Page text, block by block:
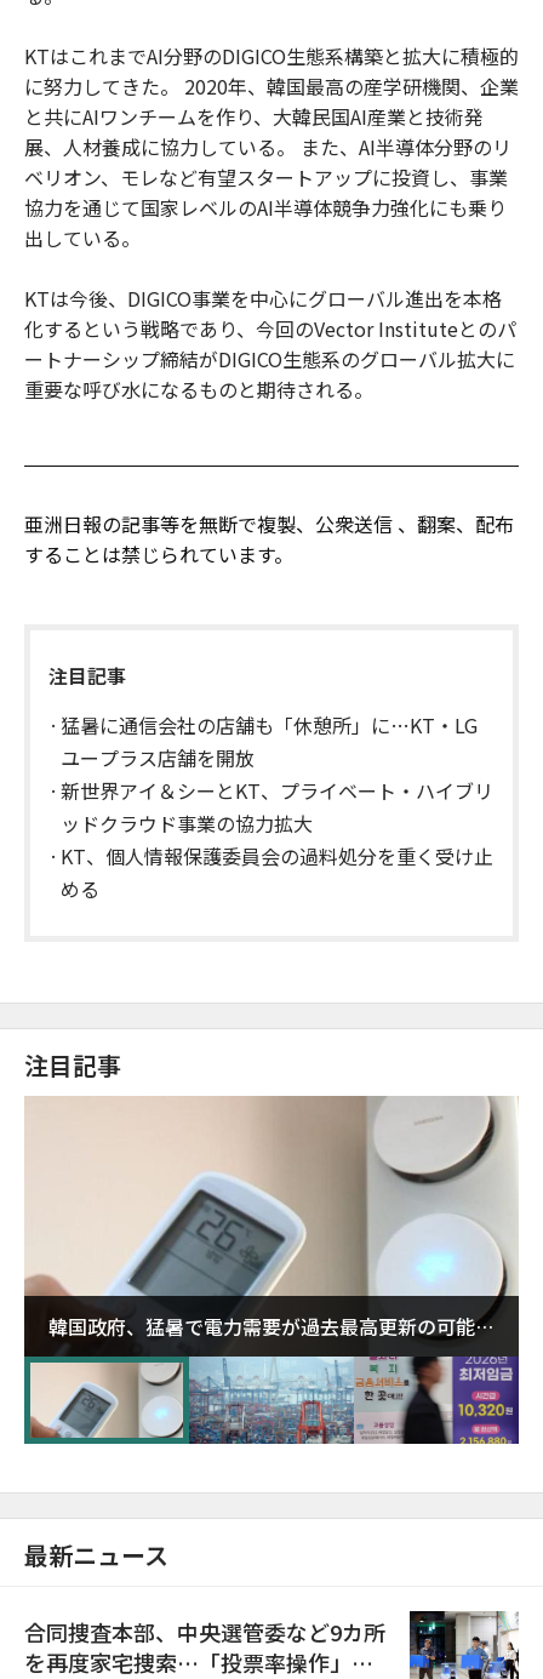
KTはこれまでAI分野のDIGICO生態系構築と拡大に積極的
に努力してきた。 2020年、韓国最高の産学研機関、企業
と共にAIワンチームを作り、大韓民国AI産業と技術発
展、人材養成に協力している。 また、AI半導体分野のリ
ベリオン、モレなど有望スタートアップに投資し、事業
協力を通じて国家レベルのAI半導体競争力強化にも乗り
出している。
KTは今後、DIGICO事業を中心にグローバル進出を本格
化するという戦略であり、今回のVector Instituteとのパ
ートナーシップ締結がDIGICO生態系のグローバル拡大に
重要な呼び水になるものと期待される。
亜洲日報の記事等を無断で複製、公衆送信 、翻案、配布
することは禁じられています。
注目記事
猛暑に通信会社の店舗も「休憩所」に…KT・LG
ユープラス店舗を開放
新世界アイ＆シーとKT、プライベート・ハイブリ
ッドクラウド事業の協力拡大
KT、個人情報保護委員会の過料処分を重く受け止
める
注目記事
韓国政府、猛暑で電力需要が過去最高更新の可能性
に需給対応体制を点検
最新ニュース
合同捜査本部、中央選管委など9カ所
を再度家宅捜索…「投票率操作」の